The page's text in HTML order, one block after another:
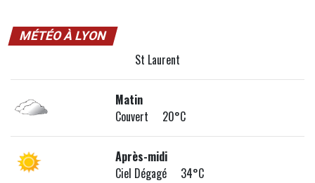
MÉTÉO À LYON
St Laurent
Matin
Couvert 20°C
Après-midi
Ciel Dégagé 34°C